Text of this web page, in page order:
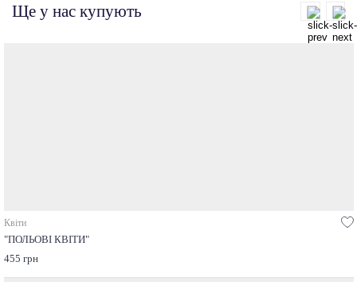
Ще у нас купують
Квіти
"ПОЛЬОВІ КВІТИ"
455 грн